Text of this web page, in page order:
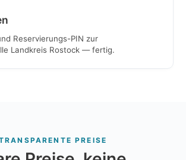
Reservierungs-PIN zur
Landkreis Rostock — fertig.
PREISE